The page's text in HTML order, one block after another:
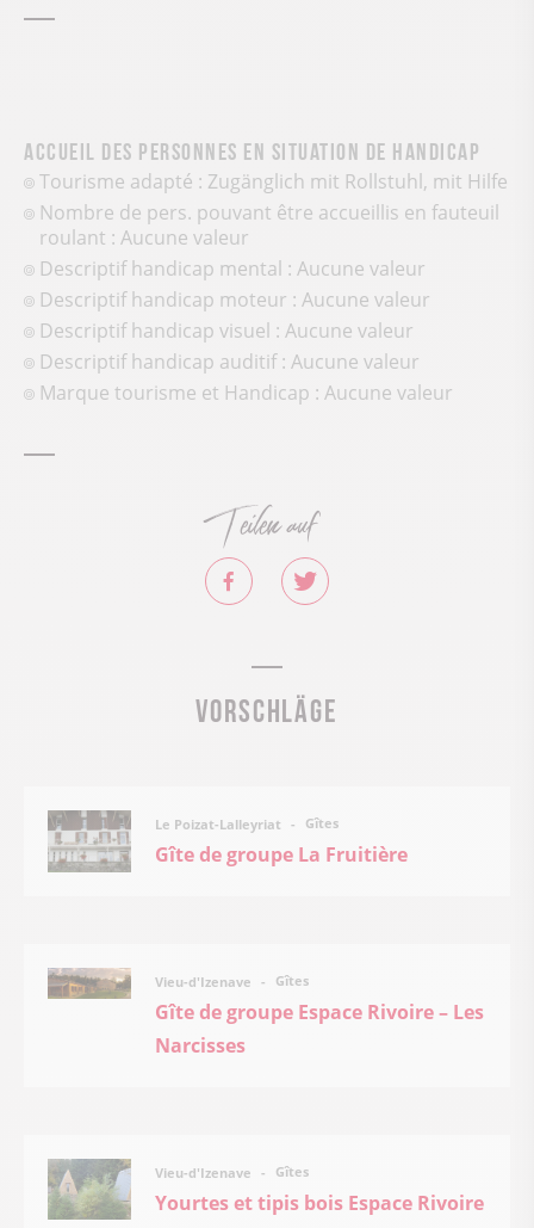
Accueil des personnes en situation de handicap
Tourisme adapté : Zugänglich mit Rollstuhl, mit Hilfe
Nombre de pers. pouvant être accueillis en fauteuil
roulant : Aucune valeur
Descriptif handicap mental : Aucune valeur
Descriptif handicap moteur : Aucune valeur
Descriptif handicap visuel : Aucune valeur
Descriptif handicap auditif : Aucune valeur
Marque tourisme et Handicap : Aucune valeur
Teilen auf
Vorschläge
Le Poizat-Lalleyriat Gîtes
Gîte de groupe La Fruitière
Vieu-d'Izenave Gîtes
Gîte de groupe Espace Rivoire – Les
Narcisses
Vieu-d'Izenave Gîtes
Yourtes et tipis bois Espace Rivoire